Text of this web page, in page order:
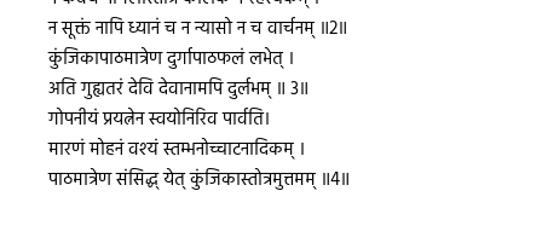
न सूक्तं नापि ध्यानं च न न्यासो न च वार्चनम् ॥2॥
कुंजिकापाठमात्रेण दुर्गापाठफलं लभेत् ।
अति गुह्यतरं देवि देवानामपि दुर्लभम् ॥ 3॥
गोपनीयं प्रयत्नेन स्वयोनिरिव पार्वति।
मारणं मोहनं वश्यं स्तम्भनोच्चाटनादिकम् ।
पाठमात्रेण संसिद्ध् येत् कुंजिकास्तोत्रमुत्तमम् ॥4॥